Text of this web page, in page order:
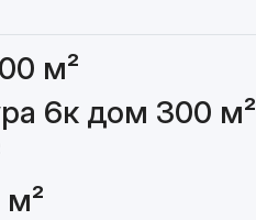
м²
6к дом 300 м²
м²